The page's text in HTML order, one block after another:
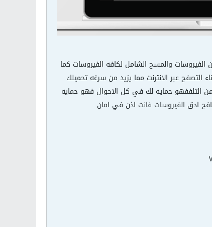
والمسح الشامل لكافه الفيروسات كما
التصفح عبر الانترنت مما يزيد من سرغه تحميلك
التلففهو حمايه لك في كل الاحوال فهو حمايه
ادق الفيروسات فانت اذن في امان